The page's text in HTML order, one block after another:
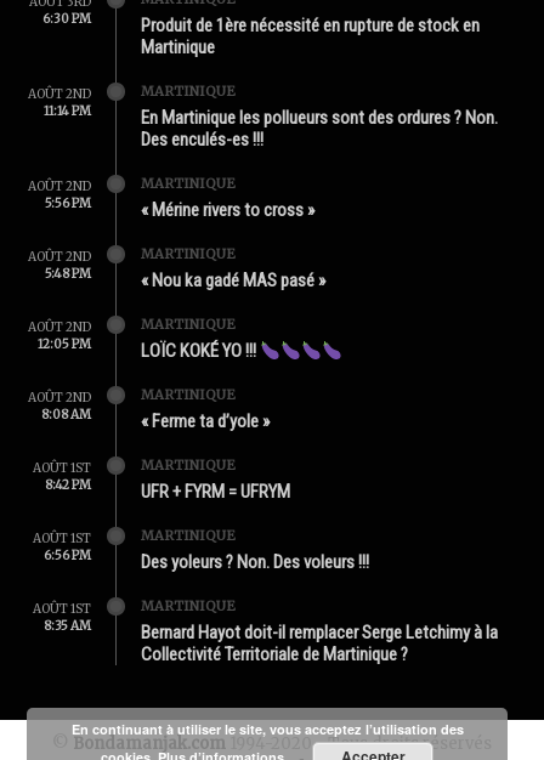
6:30 PM
Produit de 1ère nécessité en rupture de stock en
Martinique
AOÛT 2ND
11:14 PM
MARTINIQUE
En Martinique les pollueurs sont des ordures ? Non.
Des enculés-es !!!
AOÛT 2ND
5:56 PM
MARTINIQUE
« Mérine rivers to cross »
AOÛT 2ND
5:48 PM
MARTINIQUE
« Nou ka gadé MAS pasé »
AOÛT 2ND
12:05 PM
MARTINIQUE
LOÏC KOKÉ YO !!!
AOÛT 2ND
8:08 AM
MARTINIQUE
« Ferme ta d’yole »
AOÛT 1ST
8:42 PM
MARTINIQUE
UFR + FYRM = UFRYM
AOÛT 1ST
6:56 PM
MARTINIQUE
Des yoleurs ? Non. Des voleurs !!!
AOÛT 1ST
8:35 AM
MARTINIQUE
Bernard Hayot doit-il remplacer Serge Letchimy à la
Collectivité Territoriale de Martinique ?
Bondamanjak.com 1994-2020 - Tous droits réservés
En continuant à utiliser le site, vous acceptez l’utilisation des